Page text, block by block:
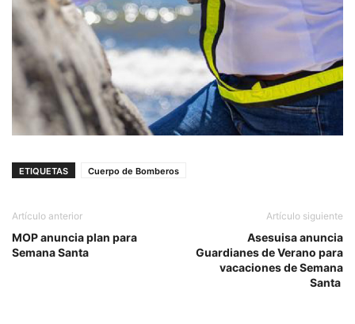
ETIQUETAS Cuerpo de Bomberos
Artículo anterior
MOP anuncia plan para
Semana Santa
Artículo siguiente
Asesuisa anuncia
Guardianes de Verano para
vacaciones de Semana
Santa